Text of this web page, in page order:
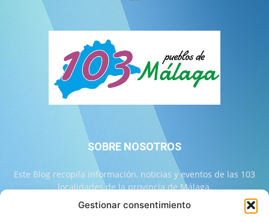
Gestionar consentimiento
SOBRE NOSOTROS
Este Blog recopila información, noticias y eventos de las 103
localidades de la provincia de Málaga.
Contáctanos:info@103malaga.com